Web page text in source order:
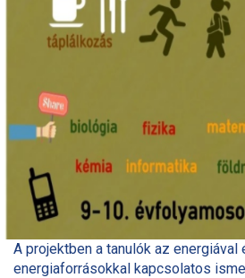
A projektben a tanulók az energiával
energiaforrásokkal kapcsolatos